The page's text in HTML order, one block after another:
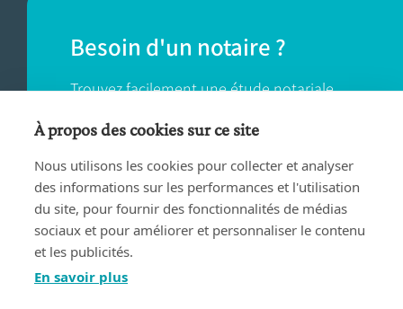
Besoin d'un notaire ?
Trouvez facilement une étude notariale
près de chez vous.
TROUVER UN NOTAIRE
À propos des cookies sur ce site
Nous utilisons les cookies pour collecter et analyser
des informations sur les performances et l'utilisation
du site, pour fournir des fonctionnalités de médias
sociaux et pour améliorer et personnaliser le contenu
et les publicités.
En savoir plus